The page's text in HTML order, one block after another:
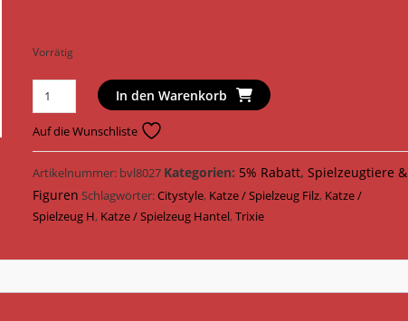
Vorrätig
Trixie
Katzenspielzeug
Hantel
am
Band
Citystyle
Filz
Menge
In den Warenkorb
Auf die Wunschliste
Artikelnummer: bvl8027 Kategorien: 5% Rabatt,Spielzeugtiere &
Figuren Schlagwörter:Citystyle, Katze / Spielzeug Filz, Katze /
Spielzeug H, Katze / Spielzeug Hantel,Trixie